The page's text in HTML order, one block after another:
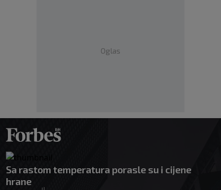
Oglas
Sa rastom temperatura porasle su i cijene
hrane